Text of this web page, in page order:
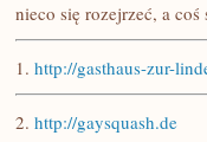
nieco się rozejrzeć, a
1. http://gasthaus-zur-
2. http://gaysquash.de